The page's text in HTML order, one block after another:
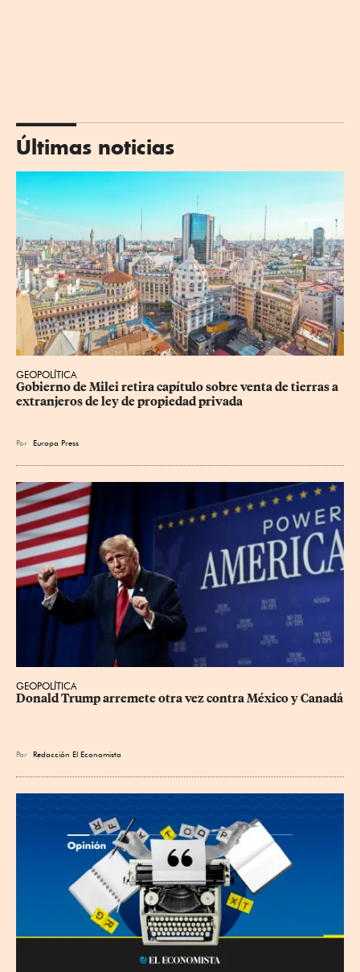
Últimas noticias
GEOPOLÍTICA
Gobierno de Milei retira capítulo sobre venta de tierras a
extranjeros de ley de propiedad privada
Por Europa Press
GEOPOLÍTICA
Donald Trump arremete otra vez contra México y Canadá
Por Redacción El Economista